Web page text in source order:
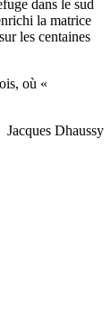
dans le sud
la matrice
les centaines
où «
Jacques Dhaussy